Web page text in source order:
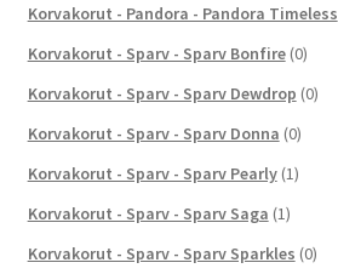
Korvakorut - Pandora - Pandora Timeless
Korvakorut - Sparv - Sparv Bonfire (0)
Korvakorut - Sparv - Sparv Dewdrop (0)
Korvakorut - Sparv - Sparv Donna (0)
Korvakorut - Sparv - Sparv Pearly (1)
Korvakorut - Sparv - Sparv Saga (1)
Korvakorut - Sparv - Sparv Sparkles (0)